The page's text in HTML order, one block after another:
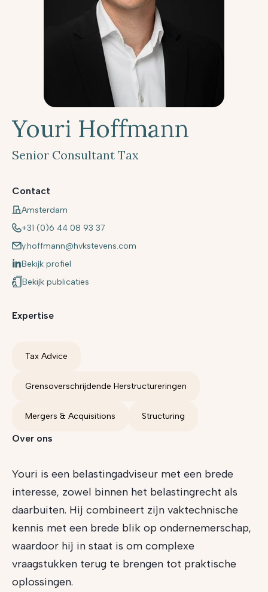
Youri Hoffmann
Senior Consultant Tax
Contact
Amsterdam
+31 (0)6 44 08 93 37
y.hoffmann@hvkstevens.com
Bekijk profiel
Bekijk publicaties
Expertise
Tax Advice
Grensoverschrijdende Herstructureringen
Mergers & Acquisitions Structuring
Over ons
Youri is een belastingadviseur met een brede
interesse, zowel binnen het belastingrecht als
daarbuiten. Hij combineert zijn vaktechnische
kennis met een brede blik op ondernemerschap,
waardoor hij in staat is om complexe
vraagstukken terug te brengen tot praktische
oplossingen.